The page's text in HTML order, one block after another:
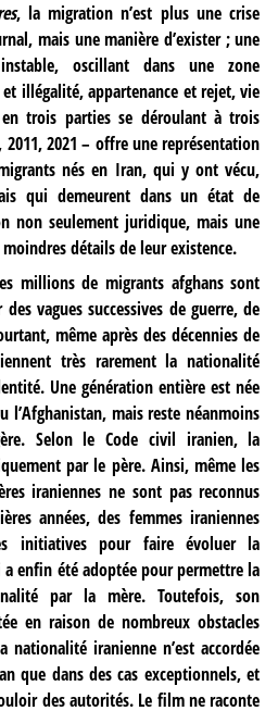
, la migration n’est plus une crise
mais une manière d’exister ; une
oscillant dans une zone
illégalité, appartenance et rejet, vie
trois parties se déroulant à trois
2021 – offre une représentation
nés en Iran, qui y ont vécu,
qui demeurent dans un état de
non seulement juridique, mais une
détails de leur existence.
millions de migrants afghans sont
vagues successives de guerre, de
même après des décennies de
très rarement la nationalité
Une génération entière est née
l’Afghanistan, mais reste néanmoins
Selon le Code civil iranien, la
par le père. Ainsi, même les
iraniennes ne sont pas reconnus
années, des femmes iraniennes
initiatives pour faire évoluer la
enfin été adoptée pour permettre la
par la mère. Toutefois, son
en raison de nombreux obstacles
iranienne n’est accordée
que dans des cas exceptionnels, et
des autorités. Le film ne raconte